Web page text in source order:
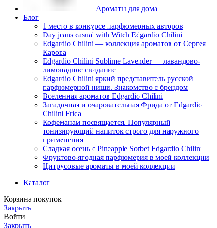
Ароматы для дома
Блог
1 место в конкурсе парфюмерных авторов
Day jeans casual with Witch Edgardio Chilini
Edgardio Chilini — коллекция ароматов от Сергея
Карова
Edgardio Chilini Sublime Lavender — лавандово-
лимонадное свидание
Edgardio Chilini яркий представитель русской
парфюмерной ниши. Знакомство с брендом
Вселенная ароматов Edgardio Chilini
Загадочная и очаровательная Фрида от Edgardio
Chilini Frida
Кофеманам посвящается. Популярный
тонизирующий напиток строго для наружного
применения
Сладкая осень с Pineapple Sorbet Edgardio Chilini
Фруктово-ягодная парфюмерия в моей коллекции
​Цитрусовые ароматы в моей коллекции
Каталог
Корзина покупок
Закрыть
Войти
Закрыть